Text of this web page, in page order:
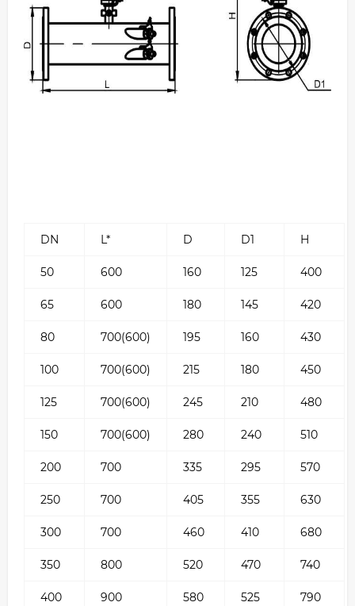
DN L* D D1 H
50 600 160 125 400
65 600 180 145 420
80 700(600) 195 160 430
100 700(600) 215 180 450
125 700(600) 245 210 480
150 700(600) 280 240 510
200 700 335 295 570
250 700 405 355 630
300 700 460 410 680
350 800 520 470 740
400 900 580 525 790